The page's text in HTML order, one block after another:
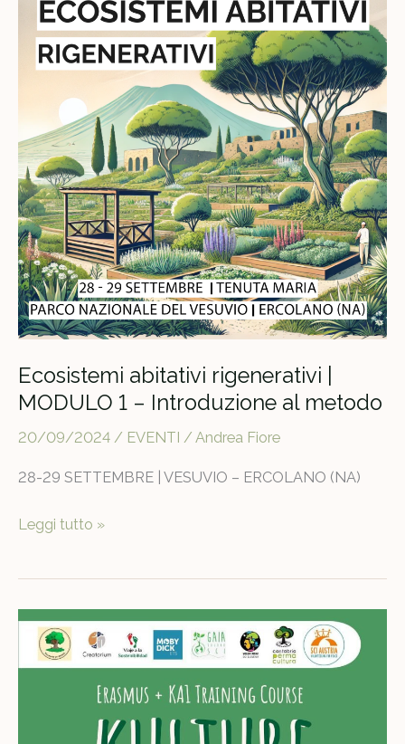
Ecosistemi abitativi rigenerativi |
MODULO 1 – Introduzione al metodo
20/09/2024 / EVENTI / Andrea Fiore
28-29 SETTEMBRE | VESUVIO – ERCOLANO (NA)
Ecosistemi
MODULO
–
Introduzione
Leggi tutto »